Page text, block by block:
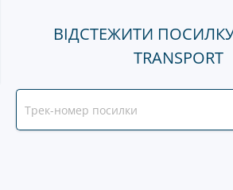
ВІДСТЕЖИТИ ПОСИЛКУ
TRANSPORT